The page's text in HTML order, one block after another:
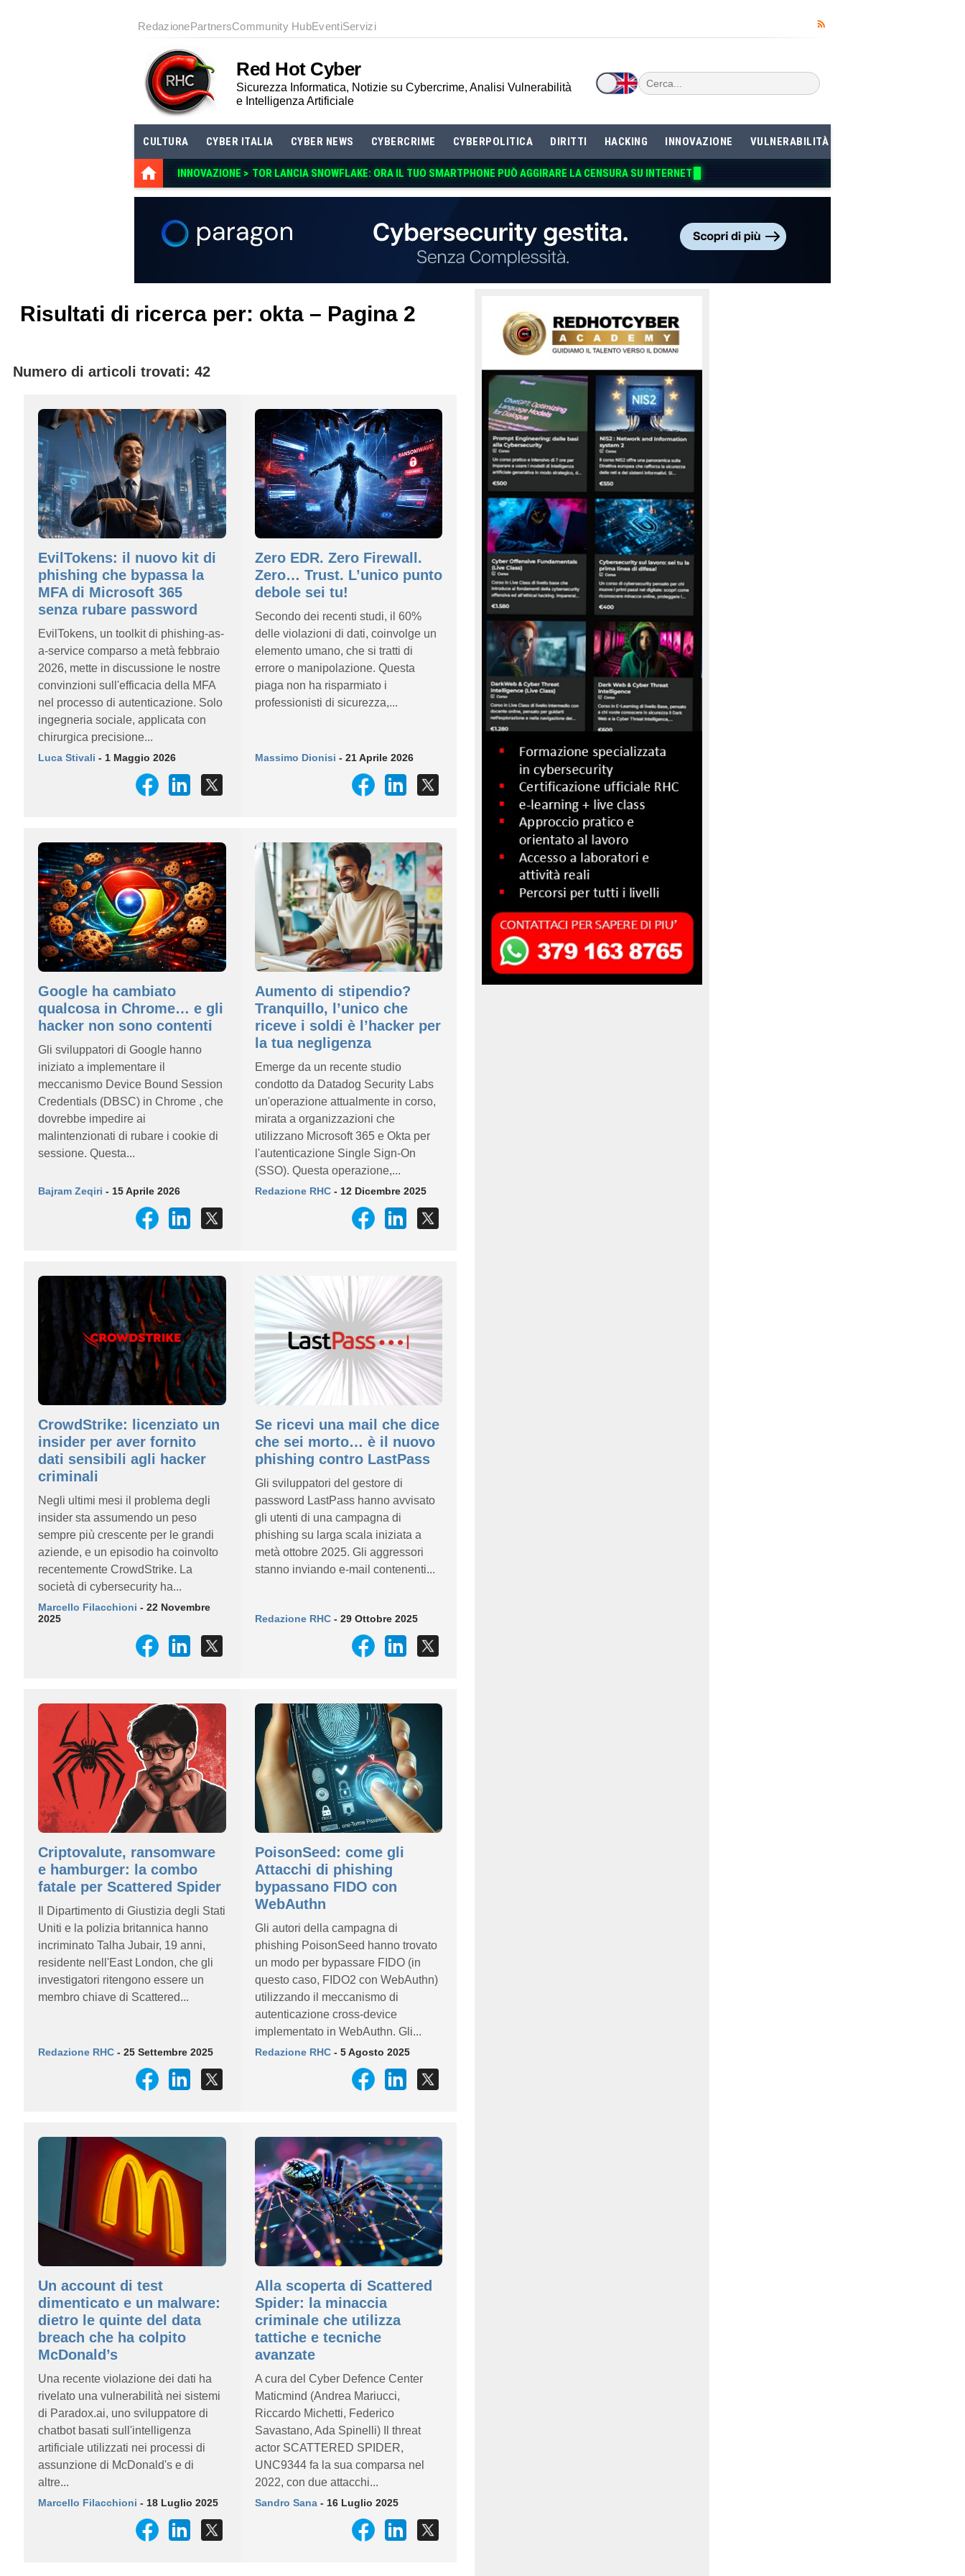
RedazionePartnersCommunity HubEventiServizi
Red Hot Cyber
Sicurezza Informatica, Notizie su Cybercrime, Analisi Vulnerabilità
e Intelligenza Artificiale
CULTURA CYBER ITALIA CYBER NEWS CYBERCRIME CYBERPOLITICA DIRITTI HACKING INNOVAZIONE VULNERABILITÀ
INNOVAZIONE > TOR LANCIA SNOWFLAKE: ORA IL TUO SMARTPHONE PUÒ AGGIRARE LA CENSURA SU INTERNE
Risultati di ricerca per: okta – Pagina 2
Numero di articoli trovati: 42
EvilTokens: il nuovo kit di
phishing che bypassa la
MFA di Microsoft 365
senza rubare password
EvilTokens, un toolkit di phishing-as-
a-service comparso a metà febbraio
2026, mette in discussione le nostre
convinzioni sull'efficacia della MFA
nel processo di autenticazione. Solo
ingegneria sociale, applicata con
chirurgica precisione...
Luca Stivali - 1 Maggio 2026
Zero EDR. Zero Firewall.
Zero… Trust. L’unico punto
debole sei tu!
Secondo dei recenti studi, il 60%
delle violazioni di dati, coinvolge un
elemento umano, che si tratti di
errore o manipolazione. Questa
piaga non ha risparmiato i
professionisti di sicurezza,...
Massimo Dionisi - 21 Aprile 2026
Google ha cambiato
qualcosa in Chrome… e gli
hacker non sono contenti
Gli sviluppatori di Google hanno
iniziato a implementare il
meccanismo Device Bound Session
Credentials (DBSC) in Chrome , che
dovrebbe impedire ai
malintenzionati di rubare i cookie di
sessione. Questa...
Bajram Zeqiri - 15 Aprile 2026
Aumento di stipendio?
Tranquillo, l’unico che
riceve i soldi è l’hacker per
la tua negligenza
Emerge da un recente studio
condotto da Datadog Security Labs
un'operazione attualmente in corso,
mirata a organizzazioni che
utilizzano Microsoft 365 e Okta per
l'autenticazione Single Sign-On
(SSO). Questa operazione,...
Redazione RHC- 12 Dicembre 2025
CrowdStrike: licenziato un
insider per aver fornito
dati sensibili agli hacker
criminali
Negli ultimi mesi il problema degli
insider sta assumendo un peso
sempre più crescente per le grandi
aziende, e un episodio ha coinvolto
recentemente CrowdStrike. La
società di cybersecurity ha...
Marcello Filacchioni - 22 Novembre
2025
Se ricevi una mail che dice
che sei morto… è il nuovo
phishing contro LastPass
Gli sviluppatori del gestore di
password LastPass hanno avvisato
gli utenti di una campagna di
phishing su larga scala iniziata a
metà ottobre 2025. Gli aggressori
stanno inviando e-mail contenenti...
Redazione RHC- 29 Ottobre 2025
Criptovalute, ransomware
e hamburger: la combo
fatale per Scattered Spider
Il Dipartimento di Giustizia degli Stati
Uniti e la polizia britannica hanno
incriminato Talha Jubair, 19 anni,
residente nell'East London, che gli
investigatori ritengono essere un
membro chiave di Scattered...
Redazione RHC - 25 Settembre 2025
PoisonSeed: come gli
Attacchi di phishing
bypassano FIDO con
WebAuthn
Gli autori della campagna di
phishing PoisonSeed hanno trovato
un modo per bypassare FIDO (in
questo caso, FIDO2 con WebAuthn)
utilizzando il meccanismo di
autenticazione cross-device
implementato in WebAuthn. Gli...
Redazione RHC- 5 Agosto 2025
Un account di test
dimenticato e un malware:
dietro le quinte del data
breach che ha colpito
McDonald’s
Una recente violazione dei dati ha
rivelato una vulnerabilità nei sistemi
di Paradox.ai, uno sviluppatore di
chatbot basati sull'intelligenza
artificiale utilizzati nei processi di
assunzione di McDonald's e di
altre...
Marcello Filacchioni - 18 Luglio 2025
Alla scoperta di Scattered
Spider: la minaccia
criminale che utilizza
tattiche e tecniche
avanzate
A cura del Cyber Defence Center
Maticmind (Andrea Mariucci,
Riccardo Michetti, Federico
Savastano, Ada Spinelli) Il threat
actor SCATTERED SPIDER,
UNC9344 fa la sua comparsa nel
2022, con due attacchi...
Sandro Sana- 16 Luglio 2025